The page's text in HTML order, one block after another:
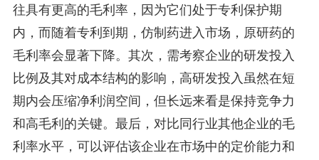
往具有更高的毛利率，因为它们处于专利保护期
内，而随着专利到期，仿制药进入市场，原研药的
毛利率会显著下降。其次，需考察企业的研发投入
比例及其对成本结构的影响，高研发投入虽然在短
期内会压缩净利润空间，但长远来看是保持竞争力
和高毛利的关键。最后，对比同行业其他企业的毛
利率水平，可以评估该企业在市场中的定价能力和